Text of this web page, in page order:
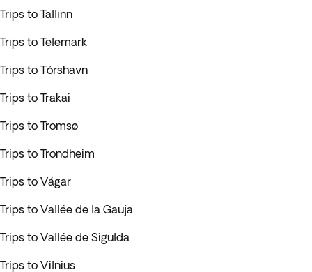
Trips to Tallinn
Trips to Telemark
Trips to Tórshavn
Trips to Trakai
Trips to Tromsø
Trips to Trondheim
Trips to Vágar
Trips to Vallée de la Gauja
Trips to Vallée de Sigulda
Trips to Vilnius